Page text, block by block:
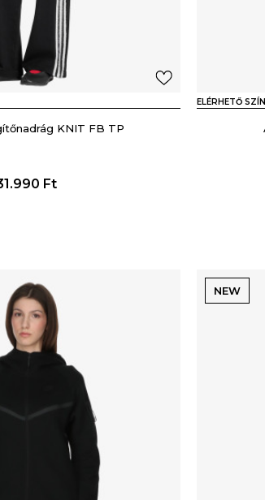
KNIT FB TP
Ft
ELÉRHETŐ
NEW